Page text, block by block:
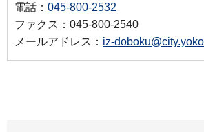
電話： 045-800-2532
ファクス：045-800-2540
メールアドレス： iz-